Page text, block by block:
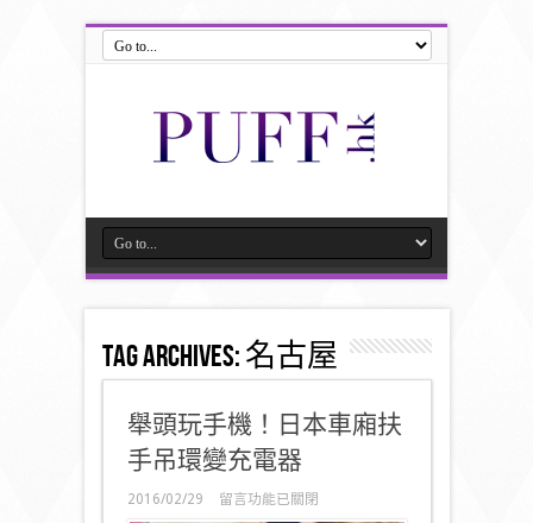
Tag Archives:名古屋
舉頭玩手機！日本車廂扶
手吊環變充電器
2016/02/29
在
〈舉
留言功能已關閉